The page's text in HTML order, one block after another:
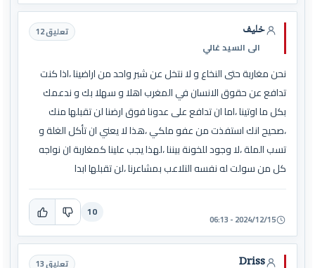
خليف
الى السيد غالي
تعليق 12
نحن مغاربة حتى النخاع و لا نتخل عن شبر واحد من اراضينا ،اذا كنت
تدافع عن حقوق الانسان في المغرب اهلا و سهلا بك و ندعمك
بكل ما اوتينا ،اما ان تدافع على عدونا فوق ارضنا لن تقبلها منك
،صحيح انك استفذت من عفو ملكي ،هذا لا يعني ان تأكل الغلة و
تسب الملة ،لا وجود للخونة بيننا ،لهذا يجب علينا كمغاربة ان نواجه
كل من سولت له نفسه التلاعب بمشاعرنا ،لن تقبلها ابدا
2024/12/15 - 06:13
10
Driss تعليق 13